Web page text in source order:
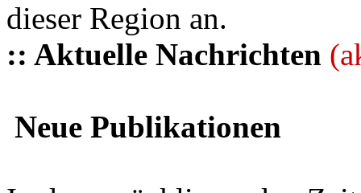
dieser Region an.
:: Aktuelle Nachrichten
Neue Publikationen